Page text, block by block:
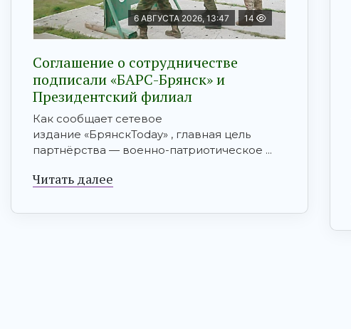
6 АВГУСТА 2026, 13:47 14
Соглашение о сотрудничестве
подписали «БАРС-Брянск» и
Президентский филиал
Как сообщает сетевое
издание «БрянскToday» , главная цель
партнёрства — военно-патриотическое ...
Читать далее